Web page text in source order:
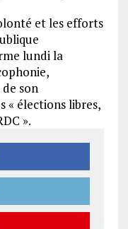
et les efforts
lundi la
son
« élections libres,
».